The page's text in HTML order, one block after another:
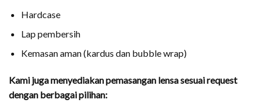
Hardcase
Lap pembersih
Kemasan aman (kardus dan bubble wrap)
Kami juga menyediakan pemasangan lensa sesuai request
dengan berbagai pilihan: